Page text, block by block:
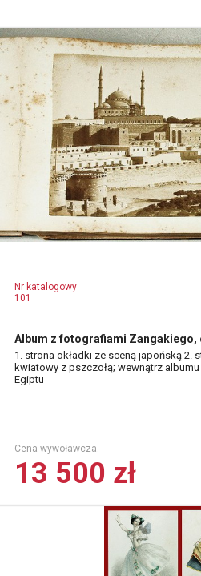
Nr katalogowy
101
Album z fotografiami Zangakiego,
1. strona okładki ze sceną japońską 2.
kwiatowy z pszczołą; wewnątrz
Egiptu
Cena wywoławcza.
13 500 zł